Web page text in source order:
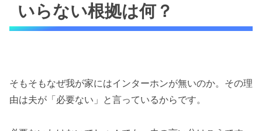
いらない根拠は何？
そもそもなぜ我が家にはインターホンが無いのか。その理
由は夫が「必要ない」と言っているからです。